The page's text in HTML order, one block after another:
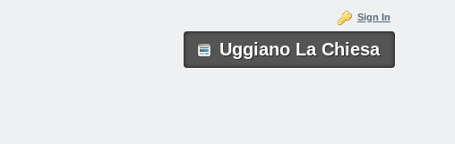
Uggiano La Chiesa
Sign In